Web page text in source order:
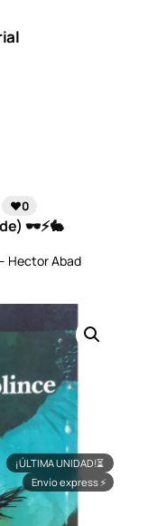
❤️0
🕶️⚡🐇
Hector Abad
¡ÚLTIMA UNIDAD!⏳
Envío express ⚡